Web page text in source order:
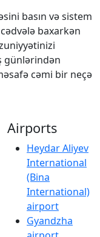
basın və sistem
baxarkən
günlərindən
cəmi bir neçə
Airports
Heydar Aliyev
International
(Bina
International)
airport
Gyandzha